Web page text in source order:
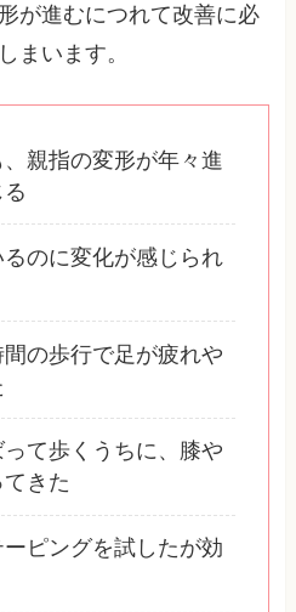
が進むにつれて改善に必
まいます。
親指の変形が年々進
のに変化が感じられ
の歩行で足が疲れや
て歩くうちに、膝や
きた
ピングを試したが効